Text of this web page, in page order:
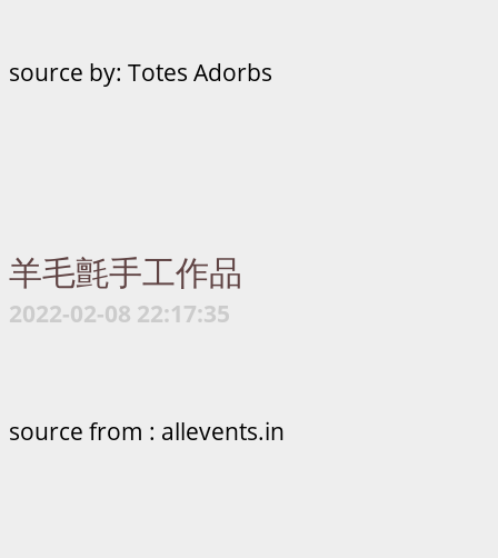
source by: Totes Adorbs
羊毛氈手工作品
2022-02-08 22:17:35
source from : allevents.in